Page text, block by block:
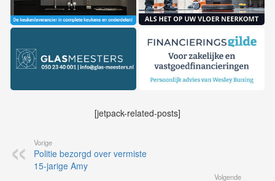
[jetpack-related-posts]
Vorige
Politie bezorgd over vermiste
15-jarige Amy
Volgende